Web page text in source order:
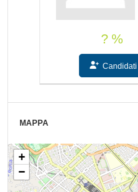
? %
Candidati
MAPPA
+
−